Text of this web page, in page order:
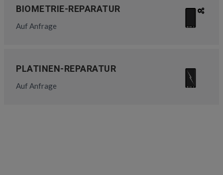
BIOMETRIE-REPARATUR
Auf Anfrage
PLATINEN-REPARATUR
Auf Anfrage